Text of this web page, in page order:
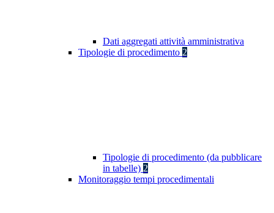
Dati aggregati attività amministrativa
Tipologie di procedimento 2
Tipologie di procedimento (da pubblicare
in tabelle) 2
Monitoraggio tempi procedimentali